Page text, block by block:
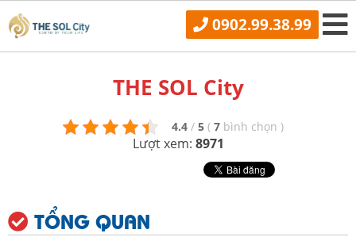
0902.99.38.99
THE SOL City
4.4 / 5 ( 7 bình chọn )
Lượt xem: 8971
TỔNG QUAN